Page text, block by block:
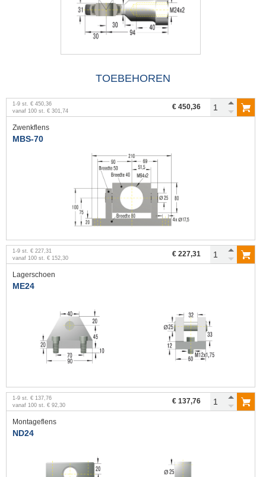
TOEBEHOREN
1 -9 st. € 450,36
vanaf 100 st. € 301,74 € 450,36
Zwenkflens
MBS-70
1 -9 st. € 227,31
vanaf 100 st. € 152,30 € 227,31
Lagerschoen
ME24
1 -9 st. € 137,76
vanaf 100 st. € 92,30 € 137,76
Montageflens
ND24